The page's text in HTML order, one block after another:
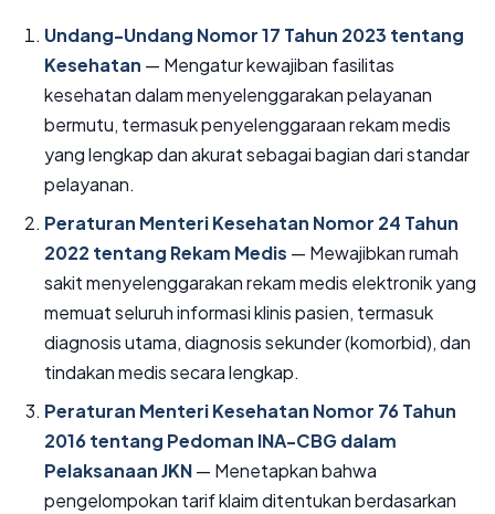
Undang-Undang Nomor 17 Tahun 2023 tentang
Kesehatan — Mengatur kewajiban fasilitas
kesehatan dalam menyelenggarakan pelayanan
bermutu, termasuk penyelenggaraan rekam medis
yang lengkap dan akurat sebagai bagian dari standar
pelayanan.
Peraturan Menteri Kesehatan Nomor 24 Tahun
2022 tentang Rekam Medis — Mewajibkan rumah
sakit menyelenggarakan rekam medis elektronik yang
memuat seluruh informasi klinis pasien, termasuk
diagnosis utama, diagnosis sekunder (komorbid), dan
tindakan medis secara lengkap.
Peraturan Menteri Kesehatan Nomor 76 Tahun
2016 tentang Pedoman INA-CBG dalam
Pelaksanaan JKN— Menetapkan bahwa
pengelompokan tarif klaim ditentukan berdasarkan